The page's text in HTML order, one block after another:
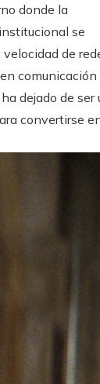
donde la
se
de
comunicación
dejado de ser
convertirse